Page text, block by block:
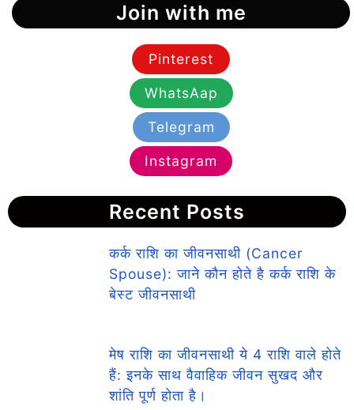
Join with me
Pinterest
WhatsAap
Telegram
Instagram
Recent Posts
कर्क राशि का जीवनसाथी (Cancer
Spouse): जाने कौन होते है कर्क राशि के
बेस्ट जीवनसाथी
मेष राशि का जीवनसाथी ये 4 राशि वाले होते
हैं: इनके साथ वैवाहिक जीवन सुखद और
शांति पूर्ण होता है।